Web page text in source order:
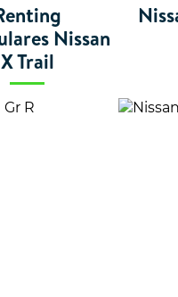
Nissan
X Trail